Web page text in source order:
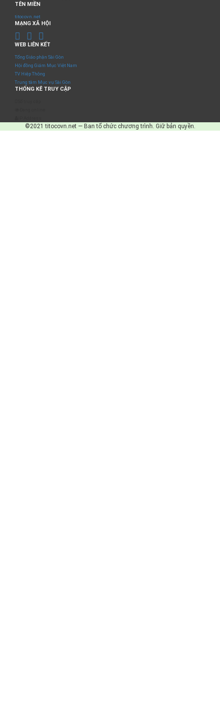
TÊN MIỀN
titocovn.net
MẠNG XÃ HỘI
WEB LIÊN KẾT
Tổng Giáo phận Sài Gòn
Hội đồng Giám Mục Việt Nam
TV Hiệp Thông
Trung tâm Mục vụ Sài Gòn
THỐNG KÊ TRUY CẬP
©2021 titocovn.net — Ban tổ chức chương trình. Giữ bản quyền.